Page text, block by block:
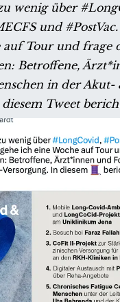
wenig über
und
auf Tour und frage
Betroffene,
in der Akut-
Tweet